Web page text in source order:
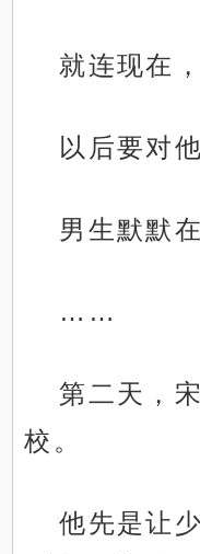
就连现在
以后要对
男生默默
……
第二天，
校。
他先是让